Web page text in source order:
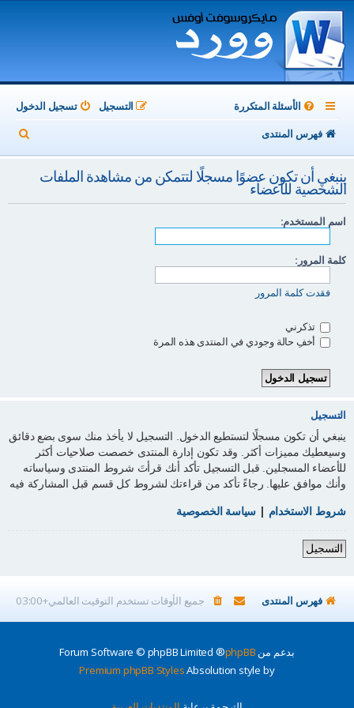
الأسئلة المتكررة تسجيل الدخول
التسجيل
فهرس المنتدى
ح
ينبغي أن تكون عضوًا مسجلًا لتتمكن من مشاهدة الملفات
الشخصية للأعضاء
اسم المستخدم:
كلمة المرور:
فقدت كلمة المرور
تذكرني
أخفِ حالة وجودي في المنتدى هذه المرة
التسجيل
ينبغي أن تكون مسجلًا لتستطيع الدخول. التسجيل لا يأخذ منك سوى بضع دقائق
وسيعطيك مميزات أكثر. وقد تكون إدارة المنتدى خصصت صلاحيات أكثر
للأعضاء المسجلين. قبل التسجيل تأكد أنك قرأتَ شروط المنتدى وسياساته
وأنك موافق عليها. رجاءً تأكد من قراءتك لشروط كل قسم قبل المشاركة فيه
شروط الاستخدام | سياسة الخصوصية
التسجيل
فهرس المنتدى جميع الأوقات تستخدم التوقيت العالمي+03:00
بدعم من phpBB
® Forum Software © phpBB Limited
Absolution style by
Premium phpBB Styles